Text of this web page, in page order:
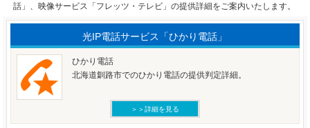
話」、映像サービス「フレッツ・テレビ」の提供詳細をご案内いたします。
光IP電話サービス「ひかり電話」
ひかり電話
北海道釧路市でのひかり電話の提供判定詳細。
＞＞詳細を見る